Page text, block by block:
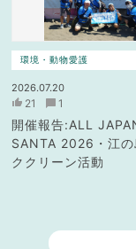
環境・動物愛護
2026.07.20
21 1
開催報告:ALL
SANTA 2026・江の
ククリーン活動